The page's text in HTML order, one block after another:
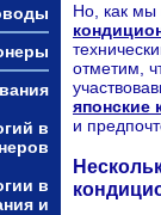
в
в
и
Но, как мы
отметим,
японские
и